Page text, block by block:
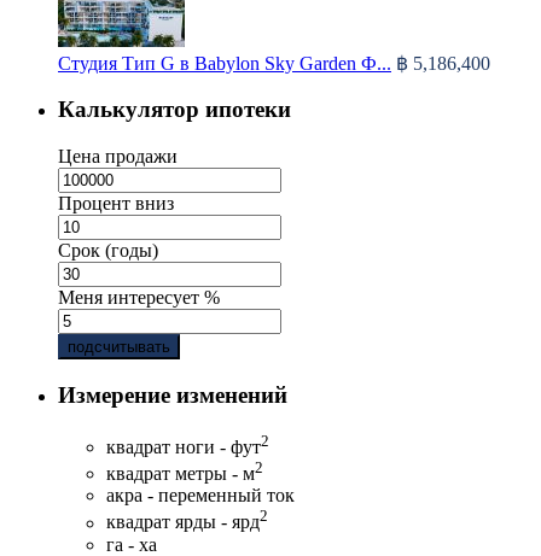
Студия Тип G в Babylon Sky Garden Ф... ฿ 5,186,400
Калькулятор ипотеки
Цена продажи
Процент вниз
Срок (годы)
Меня интересует %
подсчитывать
Измерение изменений
квадрат ноги - фут2
квадрат метры - м2
акра - переменный ток
квадрат ярды - ярд2
га - ха